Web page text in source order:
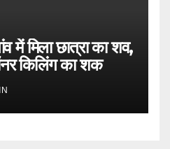
में मिला छात्रा का शव,
किलिंग का शक